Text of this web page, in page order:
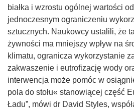
białka i wzrostu ogólnej wartości
jednoczesnym ograniczeniu
sztucznych. Naukowcy ustalili, że
żywności ma mniejszy wpływ na
klimatu, ogranicza wykorzystanie
zakwaszenie i eutrofizację wody
interwencja może pomóc w
pola do stołu« stanowiącej część
Ładu”, mówi dr David Styles,